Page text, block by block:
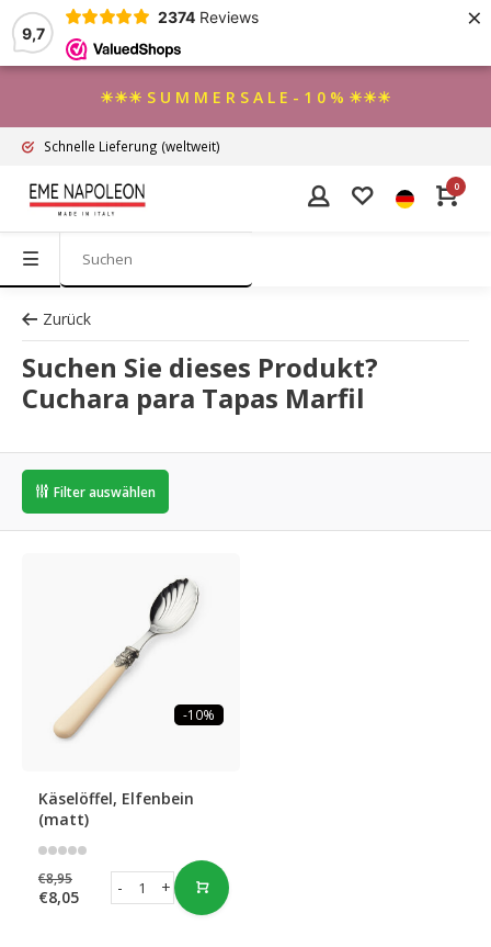
9,7
2374 Reviews ×
☀☀☀ S U M M E R S A L E - 1 0 % ☀☀☀
Schnelle Lieferung (weltweit)
0
Zurück
Suchen Sie dieses Produkt?
Cuchara para Tapas Marfil
Filter auswählen
-10%
Käselöffel, Elfenbein
(matt)
€8,95
€8,05 +
-